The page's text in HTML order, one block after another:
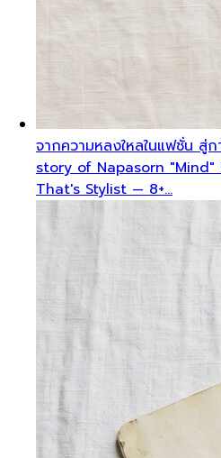
จากความหลงใหลในแฟชั่น สู่
story of Napasorn
That's Stylist — 8+…